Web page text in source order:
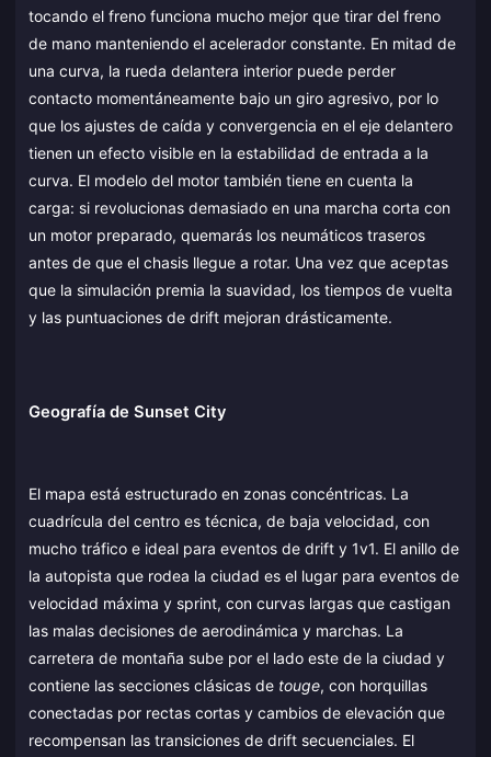
tocando el freno funciona mucho mejor que tirar del freno
de mano manteniendo el acelerador constante. En mitad de
una curva, la rueda delantera interior puede perder
contacto momentáneamente bajo un giro agresivo, por lo
que los ajustes de caída y convergencia en el eje delantero
tienen un efecto visible en la estabilidad de entrada a la
curva. El modelo del motor también tiene en cuenta la
carga: si revolucionas demasiado en una marcha corta con
un motor preparado, quemarás los neumáticos traseros
antes de que el chasis llegue a rotar. Una vez que aceptas
que la simulación premia la suavidad, los tiempos de vuelta
y las puntuaciones de drift mejoran drásticamente.
Geografía de Sunset City
El mapa está estructurado en zonas concéntricas. La
cuadrícula del centro es técnica, de baja velocidad, con
mucho tráfico e ideal para eventos de drift y 1v1. El anillo de
la autopista que rodea la ciudad es el lugar para eventos de
velocidad máxima y sprint, con curvas largas que castigan
las malas decisiones de aerodinámica y marchas. La
carretera de montaña sube por el lado este de la ciudad y
contiene las secciones clásicas de touge, con horquillas
conectadas por rectas cortas y cambios de elevación que
recompensan las transiciones de drift secuenciales. El